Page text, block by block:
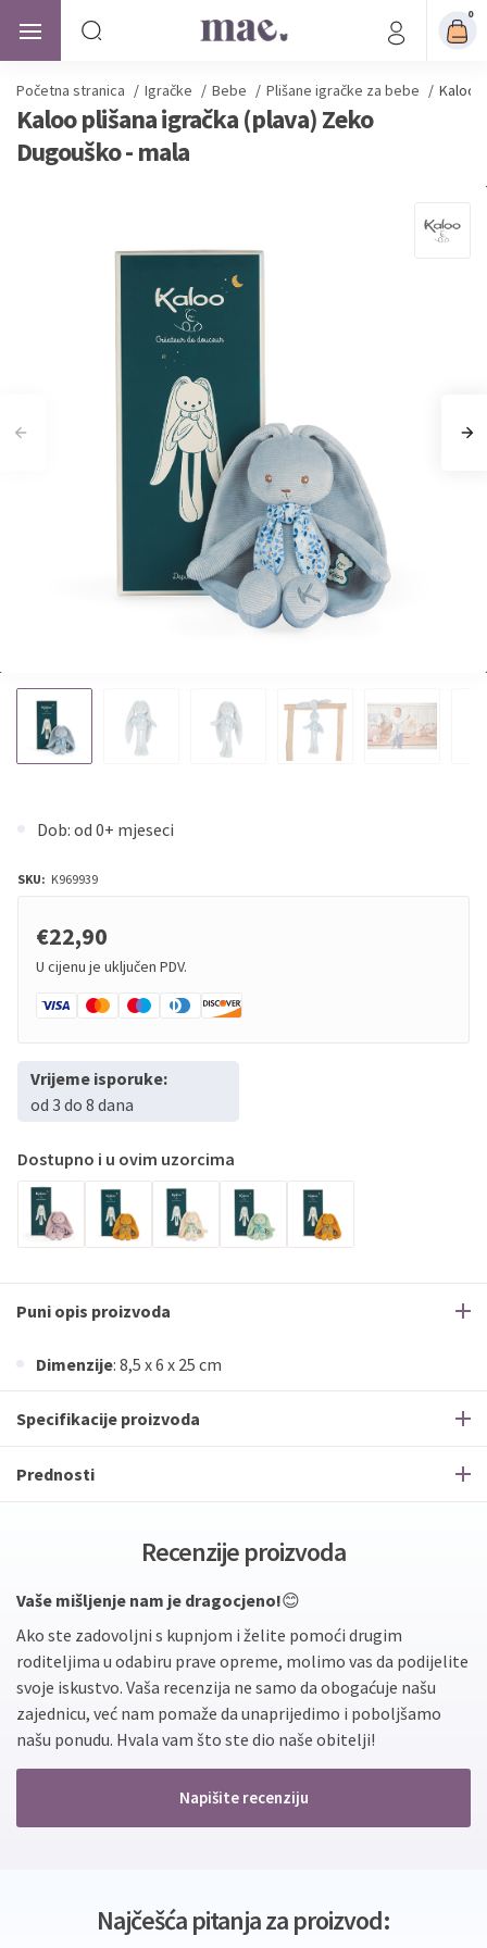
0
Početna stranica / Igračke / Bebe / Plišane igračke za bebe / Kaloo
Kaloo plišana igračka (plava) Zeko
Dugouško - mala
Dob: od 0+ mjeseci
SKU: K969939
€22,90
U cijenu je uključen PDV.
Vrijeme isporuke:
od 3 do 8 dana
Dostupno i u ovim uzorcima
Puni opis proizvoda
Dimenzije: 8,5 x 6 x 25 cm
Specifikacije proizvoda
Prednosti
Recenzije proizvoda
Vaše mišljenje nam je dragocjeno!😊
Ako ste zadovoljni s kupnjom i želite pomoći drugim
roditeljima u odabiru prave opreme, molimo vas da podijelite
svoje iskustvo. Vaša recenzija ne samo da obogaćuje našu
zajednicu, već nam pomaže da unaprijedimo i poboljšamo
našu ponudu. Hvala vam što ste dio naše obitelji!
Napišite recenziju
Najčešća pitanja za proizvod: